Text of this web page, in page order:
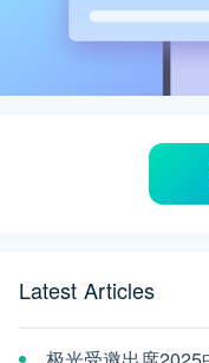
Latest Articles